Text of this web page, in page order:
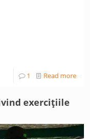
1 Read more
exercițiile